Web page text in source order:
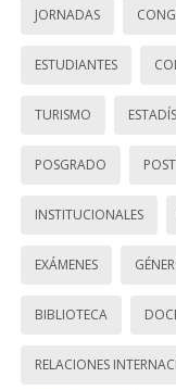
JORNADAS
ESTUDIANTES
TURISMO
POSGRADO
INSTITUCIONALES
EXÁMENES
BIBLIOTECA
RELACIONES